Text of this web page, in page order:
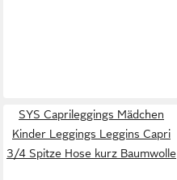
SYS Caprileggings Mädchen
Kinder Leggings Leggins Capri
3/4 Spitze Hose kurz Baumwolle